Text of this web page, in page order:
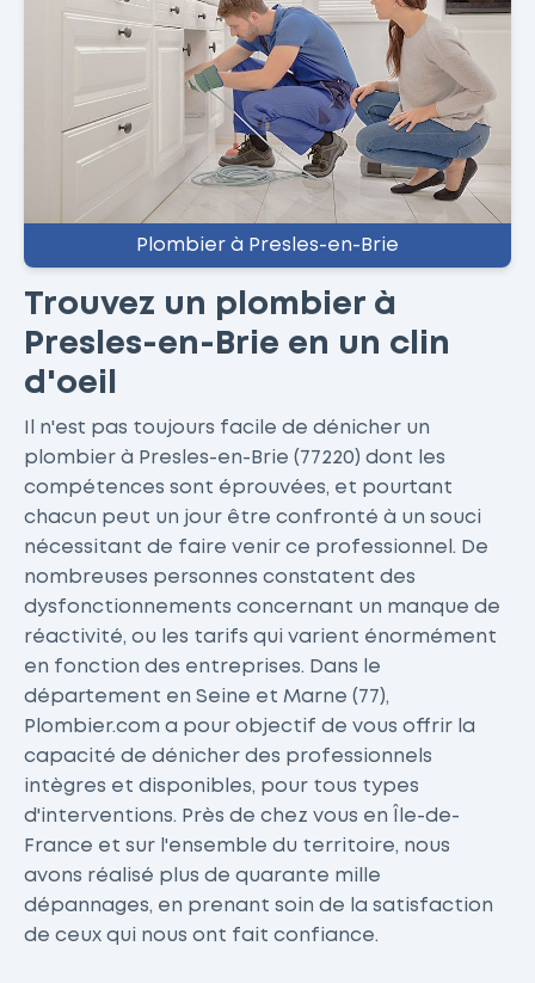
Plombier à Presles-en-Brie
Trouvez un plombier à
Presles-en-Brie en un clin
d'oeil
Il n'est pas toujours facile de dénicher un
plombier à Presles-en-Brie (77220) dont les
compétences sont éprouvées, et pourtant
chacun peut un jour être confronté à un souci
nécessitant de faire venir ce professionnel. De
nombreuses personnes constatent des
dysfonctionnements concernant un manque de
réactivité, ou les tarifs qui varient énormément
en fonction des entreprises. Dans le
département en Seine et Marne (77),
Plombier.com a pour objectif de vous offrir la
capacité de dénicher des professionnels
intègres et disponibles, pour tous types
d'interventions. Près de chez vous en Île-de-
France et sur l'ensemble du territoire, nous
avons réalisé plus de quarante mille
dépannages, en prenant soin de la satisfaction
de ceux qui nous ont fait confiance.